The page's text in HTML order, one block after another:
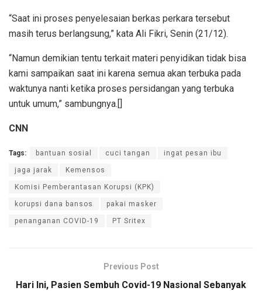
“Saat ini proses penyelesaian berkas perkara tersebut
masih terus berlangsung,” kata Ali Fikri, Senin (21/12).
“Namun demikian tentu terkait materi penyidikan tidak bisa
kami sampaikan saat ini karena semua akan terbuka pada
waktunya nanti ketika proses persidangan yang terbuka
untuk umum,” sambungnya.[]
CNN
Tags: bantuan sosial cuci tangan ingat pesan ibu
jaga jarak Kemensos
Komisi Pemberantasan Korupsi (KPK)
korupsi dana bansos pakai masker
penanganan COVID-19 PT Sritex
Previous Post
Hari Ini, Pasien Sembuh Covid-19 Nasional Sebanyak